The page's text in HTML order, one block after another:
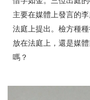
主要在媒體上發言的
法庭上提出。檢方種
放在法庭上，還是媒
嗎？